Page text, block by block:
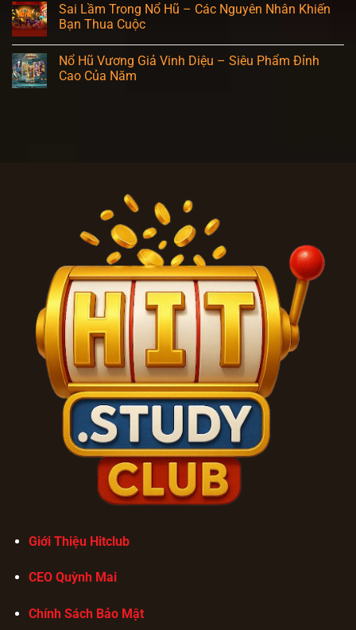
Sai Lầm Trong Nổ Hũ – Các Nguyên Nhân Khiến
Bạn Thua Cuộc
Nổ Hũ Vương Giả Vinh Diệu – Siêu Phẩm Đỉnh
Cao Của Năm
Giới Thiệu Hitclub
CEO Quỳnh Mai
Chính Sách Bảo Mật